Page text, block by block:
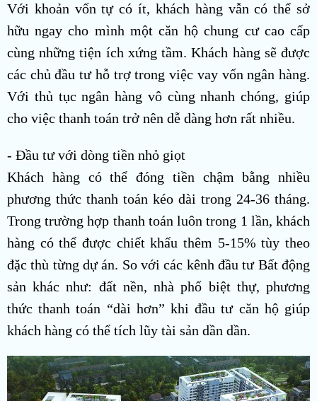
Với khoản vốn tự có ít, khách hàng vẫn có thể sở
hữu ngay cho mình một căn hộ chung cư cao cấp
cùng những tiện ích xứng tầm. Khách hàng sẽ được
các chủ đầu tư hỗ trợ trong việc vay vốn ngân hàng.
Với thủ tục ngân hàng vô cùng nhanh chóng, giúp
cho việc thanh toán trở nên dễ dàng hơn rất nhiều.
- Đầu tư với dòng tiền nhỏ giọt
Khách hàng có thể đóng tiền chậm bằng nhiều
phương thức thanh toán kéo dài trong 24-36 tháng.
Trong trường hợp thanh toán luôn trong 1 lần, khách
hàng có thể được chiết khấu thêm 5-15% tùy theo
đặc thù từng dự án. So với các kênh đầu tư Bất động
sản khác như: đất nền, nhà phố biệt thự, phương
thức thanh toán “dài hơn” khi đầu tư căn hộ giúp
khách hàng có thể tích lũy tài sản dần dần.